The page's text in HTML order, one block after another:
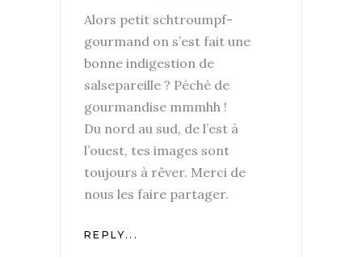
Alors petit schtroumpf-
gourmand on s’est fait une
bonne indigestion de
salsepareille ? Péché de
gourmandise mmmhh !
Du nord au sud, de l’est à
l’ouest, tes images sont
toujours à rêver. Merci de
nous les faire partager.
REPLY...